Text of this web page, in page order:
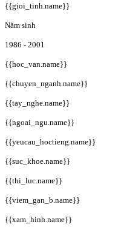
{{gioi_tinh.name}}
Năm sinh
1986 - 2001
{{hoc_van.name}}
{{chuyen_nganh.name}}
{{tay_nghe.name}}
{{ngoai_ngu.name}}
{{yeucau_hoctieng.name}}
{{suc_khoe.name}}
{{thi_luc.name}}
{{viem_gan_b.name}}
{{xam_hinh.name}}